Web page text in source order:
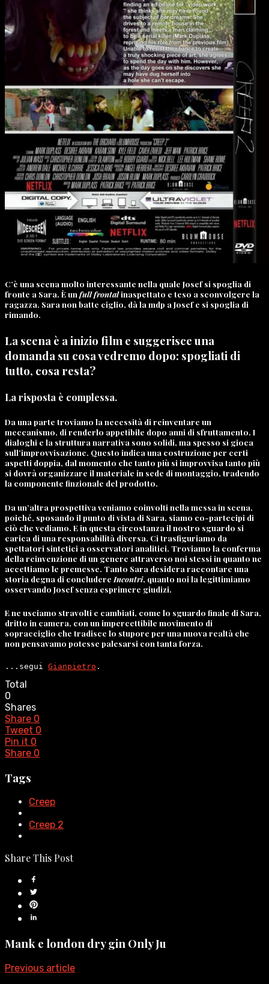
C’è una scena molto interessante nella quale Josef si spoglia di
fronte a Sara. È un full frontalinaspettato e teso a sconvolgere la
ragazza. Sara non batte ciglio, dà la mdp a Josef e si spoglia di
rimando.
La scena è a inizio film e suggerisce una
domanda su cosa vedremo dopo: spogliati di
tutto, cosa resta?
La risposta è complessa.
Da una parte troviamo la necessità di reinventare un
meccanismo, di renderlo appetibile dopo anni di sfruttamento. I
dialoghi e la struttura narrativa sono solidi, ma spesso si gioca
sull’improvvisazione. Questo indica una costruzione per certi
aspetti doppia, dal momento che tanto più si improvvisa tanto più
si dovrà organizzare il materiale in sede di montaggio, tradendo
la componente finzionale del prodotto.
Da un’altra prospettiva veniamo coinvolti nella messa in scena,
poiché, sposando il punto di vista di Sara, siamo co-partecipi di
ciò che vediamo. E in questa circostanza il nostro sguardo si
carica di una responsabilità diversa. Ci trasfiguriamo da
spettatori sintetici a osservatori analitici. Troviamo la conferma
della reinvenzione di un genere attraverso noi stessi in quanto ne
accettiamo le premesse. Tanto Sara desidera raccontare una
storia degna di concludere Incontri, quanto noi la legittimiamo
osservando Josef senza esprimere giudizi.
E ne usciamo stravolti e cambiati, come lo sguardo finale di Sara,
dritto in camera, con un impercettibile movimento di
sopracciglio che tradisce lo stupore per una nuova realtà che
non pensavamo potesse palesarsi con tanta forza.
...segui Gianpietro .
Total
0
Shares
Share 0
Tweet 0
Pin it 0
Share 0
Tags
Creep
Creep 2
Share This Post
Mank e london dry gin Only Ju
Previous article